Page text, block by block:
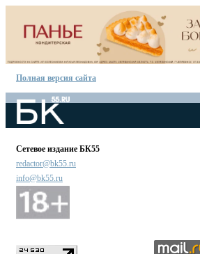
Полная версия сайта
Сетевое издание БК55
redactor@bk55.ru
info@bk55.ru